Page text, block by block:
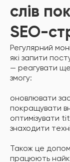
слів
SEO-
Регулярний
які запити
— реагувати
змогу:
оновлювати
покращувати
оптимізувати
знаходити
Також це
працюють